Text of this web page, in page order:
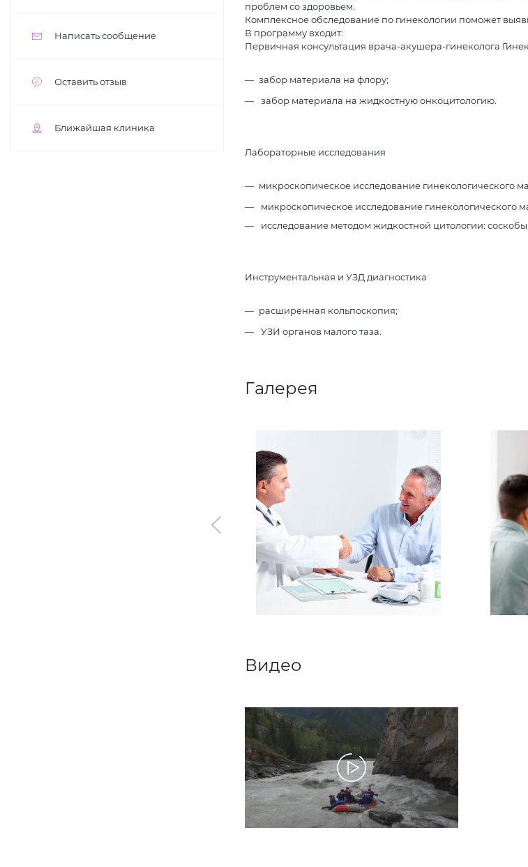
Написать сообщение
Оставить отзыв
Ближайшая клиника
проблем со здоровьем.
Комплексное обследование по гинекологии поможет
В программу входит:
Первичная консультация врача-акушера-гинеколога
забор материала на флору;
забор материала на жидкостную онкоцитологию.
Лабораторные исследования
микроскопическое исследование гинекологического
микроскопическое исследование гинекологического
исследование методом жидкостной цитологии:
Инструментальная и УЗД диагностика
расширенная кольпоскопия;
УЗИ органов малого таза.
Галерея
Видео